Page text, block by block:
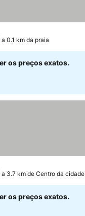
a 0.1 km da praia
os preços exatos.
a 3.7 km de Centro da cidade
os preços exatos.